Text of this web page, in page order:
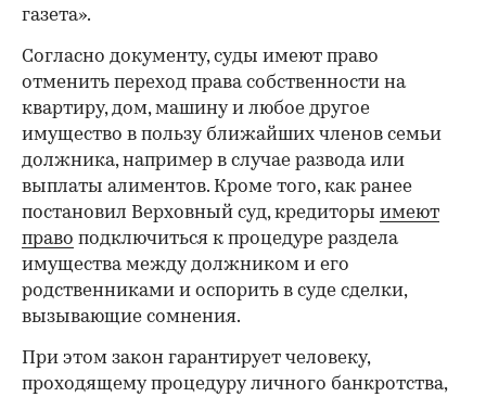
газета».
Согласно документу, суды имеют право
отменить переход права собственности на
квартиру, дом, машину и любое другое
имущество в пользу ближайших членов семьи
должника, например в случае развода или
выплаты алиментов. Кроме того, как ранее
постановил Верховный суд, кредиторы имеют
право подключиться к процедуре раздела
имущества между должником и его
родственниками и оспорить в суде сделки,
вызывающие сомнения.
При этом закон гарантирует человеку,
проходящему процедуру личного банкротства,